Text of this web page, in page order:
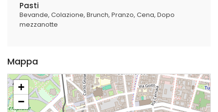
Pasti
Bevande Colazione Brunch Pranzo Cena Dopo
mezzanotte
Mappa
+
−